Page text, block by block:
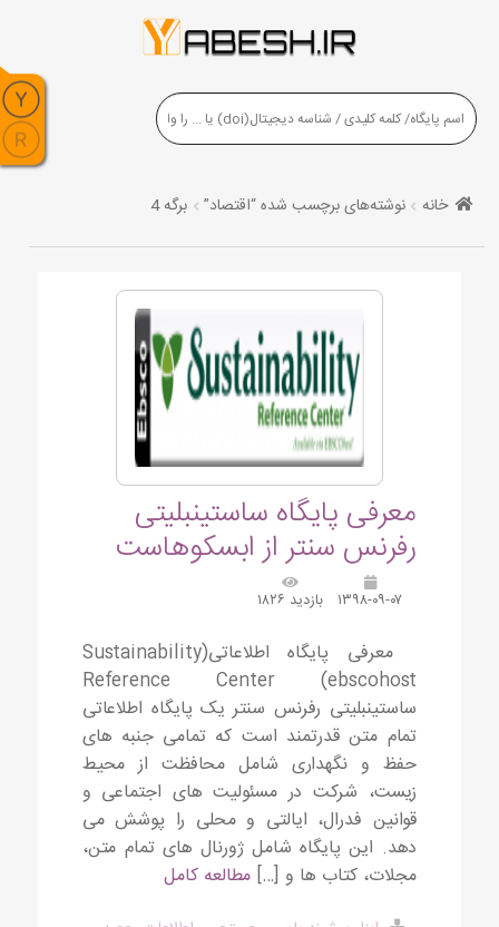
خانه نوشته‌های برچسب شده “اقتصاد” برگه 4
معرفی پایگاه ساستینبلیتی
رفرنس سنتر از ابسکوهاست
۱۳۹۸-۰۹-۰۷ بازدید ۱۸۲۶
معرفی پایگاه اطلاعاتی(Sustainability
Reference Center (ebscohost
ساستینبلیتی رفرنس سنتر یک پایگاه اطلاعاتی
تمام متن قدرتمند است که تمامی جنبه های
حفظ و نگهداری شامل محافظت از محیط
زیست، شرکت در مسئولیت های اجتماعی و
قوانین فدرال، ایالتی و محلی را پوشش می
دهد. این پایگاه شامل ژورنال های تمام متن،
مجلات، کتاب ها و […] مطالعه کامل